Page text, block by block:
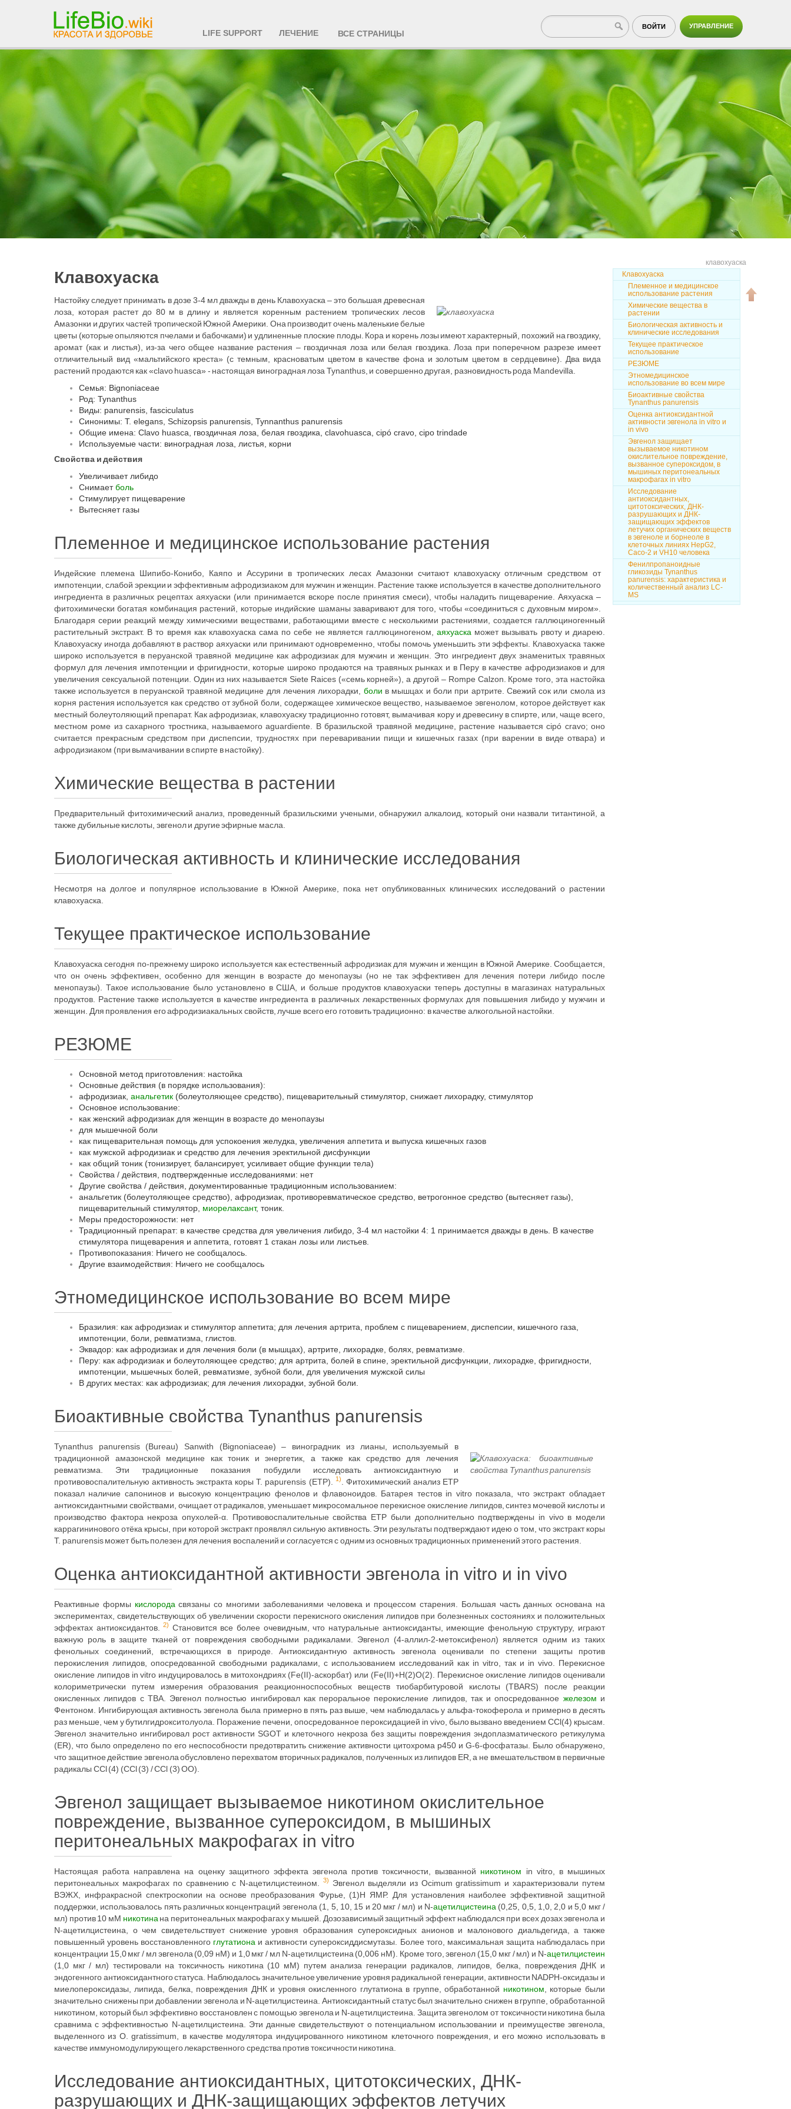
УПРАВЛЕНИЕ
ВОЙТИ
LIFE SUPPORT ЛЕЧЕНИЕ ВСЕ СТРАНИЦЫ
клавохуаска
Клавохуаска
Племенное и медицинское
использование растения
Химические вещества в
растении
Биологическая активность и
клинические исследования
Текущее практическое
использование
РЕЗЮМЕ
Этномедицинское
использование во всем мире
Биоактивные свойства
Tynanthus panurensis
Оценка антиоксидантной
активности эвгенола in vitro и
in vivo
Эвгенол защищает
вызываемое никотином
окислительное повреждение,
вызванное супероксидом, в
мышиных перитонеальных
макрофагах in vitro
Исследование
антиоксидантных,
цитотоксических, ДНК-
разрушающих и ДНК-
защищающих эффектов
летучих органических веществ
в эвгеноле и борнеоле в
клеточных линиях HepG2,
Caco-2 и VH10 человека
Фенилпропаноидные
гликозиды Tynanthus
panurensis: характеристика и
количественный анализ LC-
MS
Клавохуаска
Настойку следует принимать в дозе 3-4 мл дважды в день Клавохуаска – это большая древесная
лоза, которая растет до 80 м в длину и является коренным растением тропических лесов
Амазонки и других частей тропической Южной Америки. Она производит очень маленькие белые
цветы (которые опыляются пчелами и бабочками) и удлиненные плоские плоды. Кора и корень лозы имеют характерный, похожий на гвоздику,
аромат (как и листья), из-за чего общее название растения – гвоздичная лоза или белая гвоздика. Лоза при поперечном разрезе имеет
отличительный вид «мальтийского креста» (с темным, красноватым цветом в качестве фона и золотым цветом в сердцевине). Два вида
растений продаются как «clavo huasca» - настоящая виноградная лоза Tynanthus, и совершенно другая, разновидность рода Mandevilla.
Семья: Bignoniaceae
Род: Tynanthus
Виды: panurensis, fasciculatus
Синонимы: T. elegans, Schizopsis panurensis, Tynnanthus panurensis
Общие имена: Clavo huasca, гвоздичная лоза, белая гвоздика, clavohuasca, cipó cravo, cipo trindade
Используемые части: виноградная лоза, листья, корни
Свойства и действия
Увеличивает либидо
Снимаетболь
Стимулирует пищеварение
Вытесняет газы
Племенное и медицинское использование растения
Индейские племена Шипибо-Конибо, Каяпо и Ассурини в тропических лесах Амазонки считают клавохуаску отличным средством от
импотенции, слабой эрекции и эффективным афродизиаком для мужчин и женщин. Растение также используется в качестве дополнительного
ингредиента в различных рецептах аяхуаски (или принимается вскоре после принятия смеси), чтобы наладить пищеварение. Аяхуаска –
фитохимически богатая комбинация растений, которые индийские шаманы заваривают для того, чтобы «соединиться с духовным миром».
Благодаря серии реакций между химическими веществами, работающими вместе с несколькими растениями, создается галлюциногенный
растительный экстракт. В то время как клавохуаска сама по себе не является галлюциногеном,аяхуаска может вызывать рвоту и диарею.
Клавохуаску иногда добавляют в раствор аяхуаски или принимают одновременно, чтобы помочь уменьшить эти эффекты. Клавохуаска также
широко используется в перуанской травяной медицине как афродизиак для мужчин и женщин. Это ингредиент двух знаменитых травяных
формул для лечения импотенции и фригидности, которые широко продаются на травяных рынках и в Перу в качестве афродизиаков и для
увеличения сексуальной потенции. Один из них называется Siete Raices («семь корней»), а другой – Rompe Calzon. Кроме того, эта настойка
также используется в перуанской травяной медицине для лечения лихорадки, боли в мышцах и боли при артрите. Свежий сок или смола из
корня растения используется как средство от зубной боли, содержащее химическое вещество, называемое эвгенолом, которое действует как
местный болеутоляющий препарат. Как афродизиак, клавохуаску традиционно готовят, вымачивая кору и древесину в спирте, или, чаще всего,
местном роме из сахарного тростника, называемого aguardiente. В бразильской травяной медицине, растение называется cipó cravo; оно
считается прекрасным средством при диспепсии, трудностях при переваривании пищи и кишечных газах (при варении в виде отвара) и
афродизиаком (при вымачивании в спирте в настойку).
Химические вещества в растении
Предварительный фитохимический анализ, проведенный бразильскими учеными, обнаружил алкалоид, который они назвали титантиной, а
также дубильные кислоты, эвгенол и другие эфирные масла.
Биологическая активность и клинические исследования
Несмотря на долгое и популярное использование в Южной Америке, пока нет опубликованных клинических исследований о растении
клавохуаска.
Текущее практическое использование
Клавохуаска сегодня по-прежнему широко используется как естественный афродизиак для мужчин и женщин в Южной Америке. Сообщается,
что он очень эффективен, особенно для женщин в возрасте до менопаузы (но не так эффективен для лечения потери либидо после
менопаузы). Такое использование было установлено в США, и больше продуктов клавохуаски теперь доступны в магазинах натуральных
продуктов. Растение также используется в качестве ингредиента в различных лекарственных формулах для повышения либидо у мужчин и
женщин. Для проявления его афродизиакальных свойств, лучше всего его готовить традиционно: в качестве алкогольной настойки.
РЕЗЮМЕ
Основной метод приготовления: настойка
Основные действия (в порядке использования):
афродизиак, анальгетик (болеутоляющее средство), пищеварительный стимулятор, снижает лихорадку, стимулятор
Основное использование:
как женский афродизиак для женщин в возрасте до менопаузы
для мышечной боли
как пищеварительная помощь для успокоения желудка, увеличения аппетита и выпуска кишечных газов
как мужской афродизиак и средство для лечения эректильной дисфункции
как общий тоник (тонизирует, балансирует, усиливает общие функции тела)
Свойства / действия, подтвержденные исследованиями: нет
Другие свойства / действия, документированные традиционным использованием:
анальгетик (болеутоляющее средство), афродизиак, противоревматическое средство, ветрогонное средство (вытесняет газы),
пищеварительный стимулятор, миорелаксант, тоник.
Меры предосторожности: нет
Традиционный препарат: в качестве средства для увеличения либидо, 3-4 мл настойки 4: 1 принимается дважды в день. В качестве
стимулятора пищеварения и аппетита, готовят 1 стакан лозы или листьев.
Противопоказания: Ничего не сообщалось.
Другие взаимодействия: Ничего не сообщалось
Этномедицинское использование во всем мире
Бразилия: как афродизиак и стимулятор аппетита; для лечения артрита, проблем с пищеварением, диспепсии, кишечного газа,
импотенции, боли, ревматизма, глистов.
Эквадор: как афродизиак и для лечения боли (в мышцах), артрите, лихорадке, болях, ревматизме.
Перу: как афродизиак и болеутоляющее средство; для артрита, болей в спине, эректильной дисфункции, лихорадке, фригидности,
импотенции, мышечных болей, ревматизме, зубной боли, для увеличения мужской силы
В других местах: как афродизиак; для лечения лихорадки, зубной боли.
Биоактивные свойства Tynanthus panurensis
Tynanthus panurensis (Bureau) Sanwith (Bignoniaceae) – виноградник из лианы, используемый в
традиционной амазонской медицине как тоник и энергетик, а также как средство для лечения
ревматизма. Эти традиционные показания побудили исследовать антиоксидантную и
противовоспалительную активность экстракта коры Т. papurensis (ETP).
1)
. Фитохимический анализ ETP
показал наличие сапонинов и высокую концентрацию фенолов и флавоноидов. Батарея тестов in vitro показала, что экстракт обладает
антиоксидантными свойствами, очищает от радикалов, уменьшает микросомальное перекисное окисление липидов, синтез мочевой кислоты и
производство фактора некроза опухолей-α. Противовоспалительные свойства ETP были дополнительно подтверждены in vivo в модели
каррагининового отёка крысы, при которой экстракт проявлял сильную активность. Эти результаты подтверждают идею о том, что экстракт коры
T. panurensis может быть полезен для лечения воспалений и согласуется с одним из основных традиционных применений этого растения.
Оценка антиоксидантной активности эвгенола in vitro и in vivo
Реактивные формы кислорода связаны со многими заболеваниями человека и процессом старения. Большая часть данных основана на
экспериментах, свидетельствующих об увеличении скорости перекисного окисления липидов при болезненных состояниях и положительных
эффектах антиоксидантов.2) Становится все более очевидным, что натуральные антиоксиданты, имеющие фенольную структуру, играют
важную роль в защите тканей от повреждения свободными радикалами. Эвгенол (4-аллил-2-метоксифенол) является одним из таких
фенольных соединений, встречающихся в природе. Антиоксидантную активность эвгенола оценивали по степени защиты против
перокисления липидов, опосредованной свободными радикалами, с использованием исследований как in vitro, так и in vivo. Перекисное
окисление липидов in vitro индуцировалось в митохондриях (Fe(II)-аскорбат) или (Fe(II)+H(2)O(2). Перекисное окисление липидов оценивали
колориметрически путем измерения образования реакционноспособных веществ тиобарбитуровой кислоты (TBARS) после реакции
окисленных липидов с TBA. Эвгенол полностью ингибировал как пероральное перокисление липидов, так и опосредованное железом и
Фентоном. Ингибирующая активность эвгенола была примерно в пять раз выше, чем наблюдалась у альфа-токоферола и примерно в десять
раз меньше, чем у бутилгидрокситолуола. Поражение печени, опосредованное пероксидацией in vivo, было вызвано введением CCl(4) крысам.
Эвгенол значительно ингибировал рост активности SGOT и клеточного некроза без защиты повреждения эндоплазматического ретикулума
(ER), что было определено по его неспособности предотвратить снижение активности цитохрома p450 и G-6-фосфатазы. Было обнаружено,
что защитное действие эвгенола обусловлено перехватом вторичных радикалов, полученных из липидов ER, а не вмешательством в первичные
радикалы CCl (4) (CCl (3) / CCl (3) OO).
Эвгенол защищает вызываемое никотином окислительное
повреждение, вызванное супероксидом, в мышиных
перитонеальных макрофагах in vitro
Настоящая работа направлена на оценку защитного эффекта эвгенола против токсичности, вызванной никотином in vitro, в мышиных
перитонеальных макрофагах по сравнению с N-ацетилцистеином.3)
Эвгенол выделяли из Ocimum gratissimum и характеризовали путем
ВЭЖХ, инфракрасной спектроскопии на основе преобразования Фурье, (1)H ЯМР. Для установления наиболее эффективной защитной
поддержки, использовалось пять различных концентраций эвгенола (1, 5, 10, 15 и 20 мкг / мл) и N-ацетилцистеина (0,25, 0,5, 1,0, 2,0 и 5,0 мкг /
мл) против 10 мМ никотина на перитонеальных макрофагах у мышей. Дозозависимый защитный эффект наблюдался при всех дозах эвгенола и
N-ацетилцистеина, о чем свидетельствует снижение уровня образования супероксидных анионов и малонового диальдегида, а также
повышенный уровень восстановленного глутатиона и активности супероксиддисмутазы. Более того, максимальная защита наблюдалась при
концентрации 15,0 мкг / мл эвгенола (0,09 нМ) и 1,0 мкг / мл N-ацетилцистеина (0,006 нМ). Кроме того, эвгенол (15,0 мкг / мл) и N-ацетилцистеин
(1,0 мкг / мл) тестировали на токсичность никотина (10 мМ) путем анализа генерации радикалов, липидов, белка, повреждения ДНК и
эндогенного антиоксидантного статуса. Наблюдалось значительное увеличение уровня радикальной генерации, активности NADPH-оксидазы и
миелопероксидазы, липида, белка, повреждения ДНК и уровня окисленного глутатиона в группе, обработанной никотином , которые были
значительно снижены при добавлении эвгенола и N-ацетилцистеина. Антиоксидантный статус был значительно снижен в группе, обработанной
никотином, который был эффективно восстановлен с помощью эвгенола и N-ацетилцистеина. Защита эвгенолом от токсичности никотина была
сравнима с эффективностью N-ацетилцистеина. Эти данные свидетельствуют о потенциальном использовании и преимуществе эвгенола,
выделенного из O. gratissimum, в качестве модулятора индуцированного никотином клеточного повреждения, и его можно использовать в
качестве иммуномодулирующего лекарственного средства против токсичности никотина.
Исследование антиоксидантных, цитотоксических, ДНК-
разрушающих и ДНК-защищающих эффектов летучих